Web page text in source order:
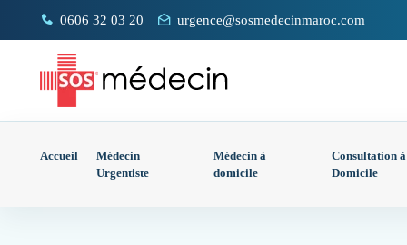
0606 32 03 20 urgence@sosmedecinmaroc.com
Accueil
Médecin
Urgentiste
Médecin à
domicile
Consultation à
Domicile